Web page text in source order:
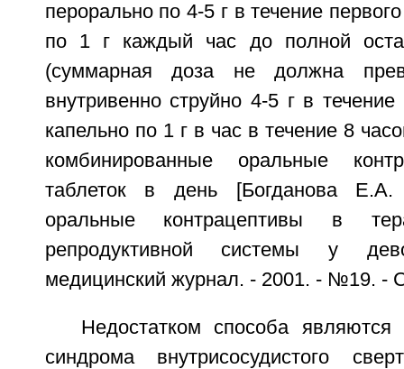
перорально по 4-5 г в течение
по 1 г каждый час до полной
(суммарная доза не должна
внутривенно струйно 4-5 г в
капельно по 1 г в час в течение 8
комбинированные оральные
таблеток в день [Богданова Е.А.
оральные контрацептивы в
репродуктивной системы у
медицинский журнал. - 2001. - №19. -
Недостатком способа являются
синдрома внутрисосудистого